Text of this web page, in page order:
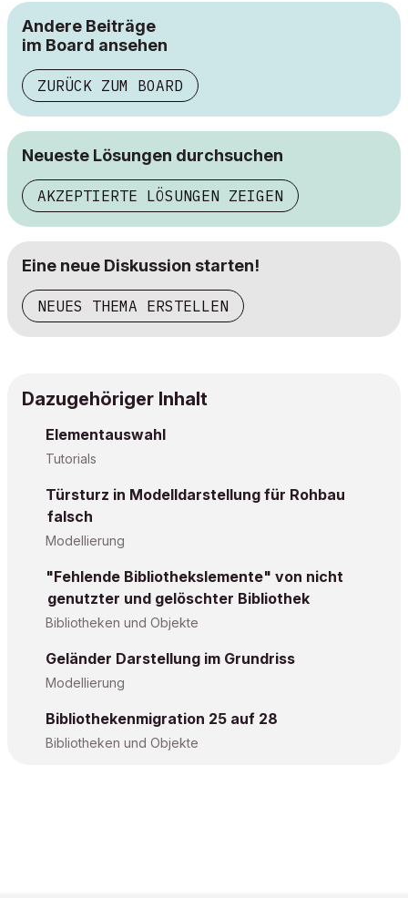
Andere Beiträge
im Board ansehen
ZURÜCK ZUM BOARD
Neueste Lösungen durchsuchen
AKZEPTIERTE LÖSUNGEN ZEIGEN
Eine neue Diskussion starten!
NEUES THEMA ERSTELLEN
Dazugehöriger Inhalt
Elementauswahl
Tutorials
Türsturz in Modelldarstellung für Rohbau
falsch
Modellierung
"Fehlende Bibliothekslemente" von nicht
genutzter und gelöschter Bibliothek
Bibliotheken und Objekte
Geländer Darstellung im Grundriss
Modellierung
Bibliothekenmigration 25 auf 28
Bibliotheken und Objekte